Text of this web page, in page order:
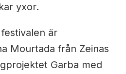
yxor.
är
Mourtada från Zeinas
Garba med